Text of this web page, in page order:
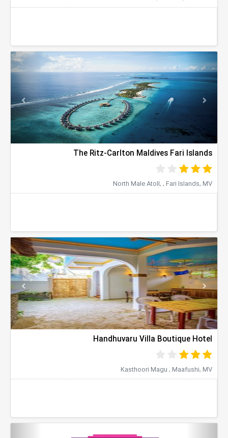
Next
The Ritz-Carlton Maldives Fari Islands
North Male Atoll, , Fari Islands, MV
Next
Handhuvaru Villa Boutique Hotel
Kasthoori Magu , Maafushi, MV